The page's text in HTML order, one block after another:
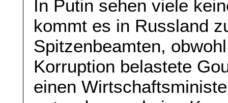
In Putin sehen viele
kommt es in Russland
Spitzenbeamten,
Korruption belastete
einen